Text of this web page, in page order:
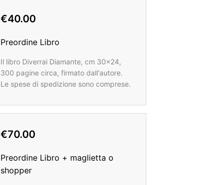
€40.00
Preordine Libro
Il libro Diverrai Diamante, cm 30x24,
300 pagine circa, firmato dall'autore.
Le spese di spedizione sono comprese.
€70.00
Preordine Libro + maglietta o
shopper